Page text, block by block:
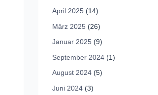
April 2025 (14)
März 2025 (26)
Januar 2025 (9)
September 2024 (1)
August 2024 (5)
Juni 2024 (3)